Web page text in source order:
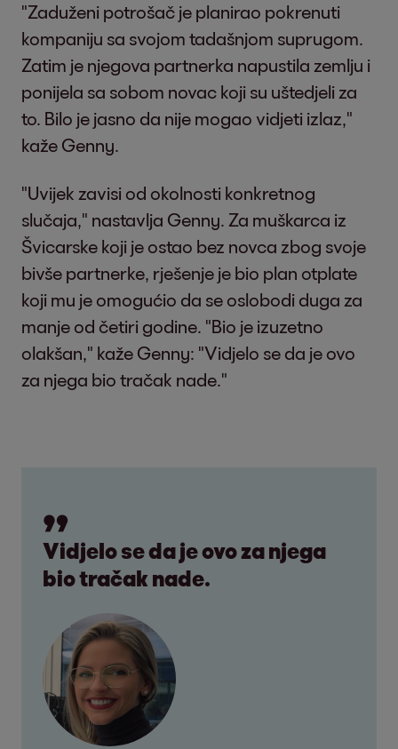
"Zaduženi potrošač je planirao pokrenuti
kompaniju sa svojom tadašnjom suprugom.
Zatim je njegova partnerka napustila zemlju i
ponijela sa sobom novac koji su uštedjeli za
to. Bilo je jasno da nije mogao vidjeti izlaz,"
kaže Genny.
"Uvijek zavisi od okolnosti konkretnog
slučaja," nastavlja Genny. Za muškarca iz
Švicarske koji je ostao bez novca zbog svoje
bivše partnerke, rješenje je bio plan otplate
koji mu je omogućio da se oslobodi duga za
manje od četiri godine. "Bio je izuzetno
olakšan," kaže Genny: "Vidjelo se da je ovo
za njega bio tračak nade."
Vidjelo se da je ovo za njega
bio tračak nade.